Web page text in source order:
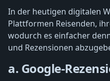
In der heutigen digitalen
Plattformen Reisenden,
wodurch es einfacher
und Rezensionen
a. Google-